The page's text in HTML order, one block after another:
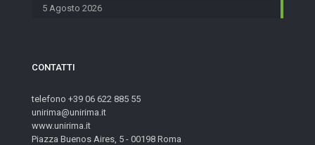
5 Agosto 2026
CONTATTI
telefono +39 06 622 885 55
unirima@unirima.it
www.unirima.it
Piazza Buenos Aires, 5 - 00198 Roma